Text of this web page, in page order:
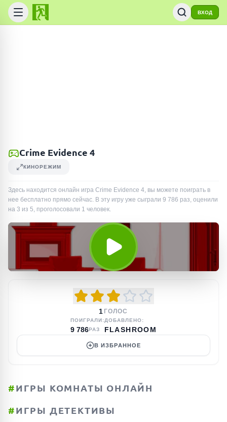
ВХОД
Crime Evidence 4
КИНОРЕЖИМ
Здесь находится онлайн игра Crime Evidence 4, вы можете поиграть в
нее бесплатно прямо сейчас. В эту игру уже сыграли 9 786 раз, оценили
на 3 из 5, проголосовали 1 человек.
1 ГОЛОС
ПОИГРАЛИ:
9 786РАЗ
ДОБАВЛЕНО:
FLASHROOM
В ИЗБРАННОЕ
#ИГРЫ КОМНАТЫ ОНЛАЙН
#ИГРЫ ДЕТЕКТИВЫ